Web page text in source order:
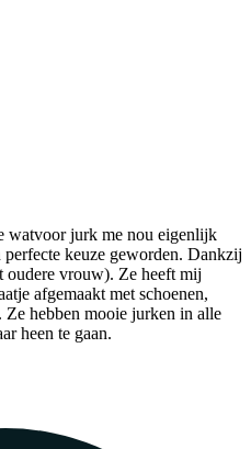
watvoor jurk me nou eigenlijk
keuze geworden. Dankzij
oudere vrouw). Ze heeft mij
afgemaakt met schoenen,
hebben mooie jurken in alle
heen te gaan.